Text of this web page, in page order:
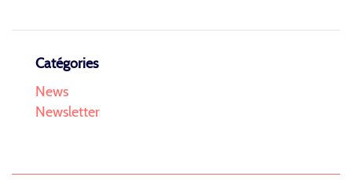
Catégories
News
Newsletter